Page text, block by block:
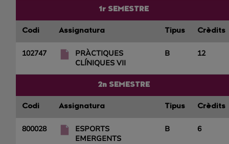
1r SEMESTRE
Codi Assignatura Tipus Crèdits
102747
PRÀCTIQUES
CLÍNIQUES VII
B 12
2n SEMESTRE
Codi Assignatura Tipus Crèdits
800028
ESPORTS
EMERGENTS
B 6